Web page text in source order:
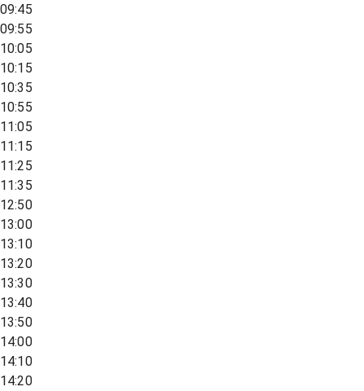
09:45
09:55
10:05
10:15
10:35
10:55
11:05
11:15
11:25
11:35
12:50
13:00
13:10
13:20
13:30
13:40
13:50
14:00
14:10
14:20